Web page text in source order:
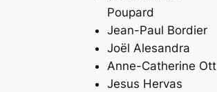
Poupard
Jean-Paul Bordier
Joël Alesandra
Anne-Catherine Ott
Jesus Hervas